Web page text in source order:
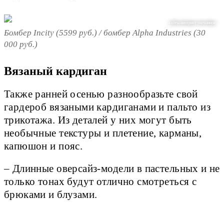
сайты интернет-магазинов
Бомбер Incity (5599 руб.) / бомбер Alpha Industries (30
000 руб.)
Вязаный кардиган
Также ранней осенью разнообразьте свой
гардероб вязаными кардиганами и пальто из
трикотажа. Из деталей у них могут быть
необычные текстуры и плетение, карманы,
капюшон и пояс.
– Длинные оверсайз-модели в пастельных и не
только тонах будут отлично смотреться с
брюками и блузами.